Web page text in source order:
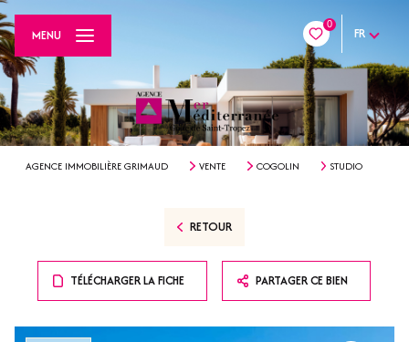
0
FR
MENU
AGENCE IMMOBILIÈRE GRIMAUD VENTE COGOLIN STUDIO
RETOUR
TÉLÉCHARGER LA FICHE PARTAGER CE BIEN